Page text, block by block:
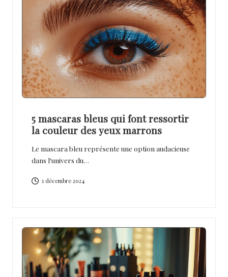
5 mascaras bleus qui font ressortir
la couleur des yeux marrons
Le mascara bleu représente une option audacieuse
dans l'univers du…
1 décembre 2024